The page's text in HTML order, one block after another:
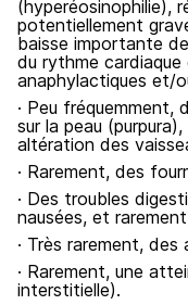
(hyperéosinophilie),
potentiellement
baisse importante
du rythme
anaphylactiques et/
· Peu
sur la peau
altération des
· Rarement, des
· Des troubles
nausées, et
· Très rarement,
· Rarement, une
interstitielle).